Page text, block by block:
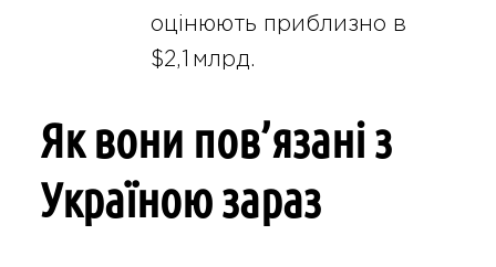
оцінюють приблизно в
$2,1 млрд.
Як вони пов’язані з
Україною зараз